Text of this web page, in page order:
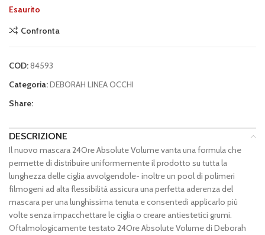
Esaurito
Confronta
COD:84593
Categoria:DEBORAH LINEA OCCHI
Share:
DESCRIZIONE
Il nuovo mascara 24Ore Absolute Volume vanta una formula che
permette di distribuire uniformemente il prodotto su tutta la
lunghezza delle ciglia avvolgendole- inoltre un pool di polimeri
filmogeni ad alta flessibilità assicura una perfetta aderenza del
mascara per una lunghissima tenuta e consentedi applicarlo più
volte senza impacchettare le ciglia o creare antiestetici grumi.
Oftalmologicamente testato 24Ore Absolute Volume di Deborah